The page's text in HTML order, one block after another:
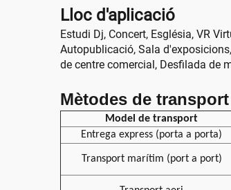
Lloc d'aplicació
Estudi Dj, Concert, Església, VR
Autopublicació, Sala
de centre comercial, Desfilada de
Mètodes de transport
Model de transport
Entrega express (porta a porta)
Transport marítim (port a port)